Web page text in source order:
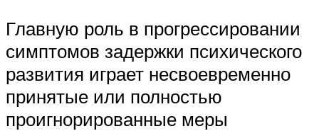
Главную роль в прогрессировании
симптомов задержки психического
развития играет несвоевременно
принятые или полностью
проигнорированные меры